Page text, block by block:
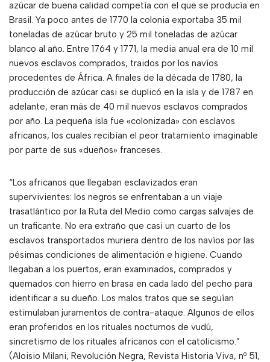
azúcar de buena calidad competía con el que se producía en
Brasil. Ya poco antes de 1770 la colonia exportaba 35 mil
toneladas de azúcar bruto y 25 mil toneladas de azúcar
blanco al año. Entre 1764 y 1771, la media anual era de 10 mil
nuevos esclavos comprados, traidos por los navíos
procedentes de África. A finales de la década de 1780, la
producción de azúcar casi se duplicó en la isla y de 1787 en
adelante, eran más de 40 mil nuevos esclavos comprados
por año. La pequeña isla fue «colonizada» con esclavos
africanos, los cuales recibían el peor tratamiento imaginable
por parte de sus «dueños» franceses.
“Los africanos que llegaban esclavizados eran
supervivientes: los negros se enfrentaban a un viaje
trasatlántico por la Ruta del Medio como cargas salvajes de
un traficante. No era extraño que casi un cuarto de los
esclavos transportados muriera dentro de los navíos por las
pésimas condiciones de alimentación e higiene. Cuando
llegaban a los puertos, eran examinados, comprados y
quemados con hierro en brasa en cada lado del pecho para
identificar a su dueño. Los malos tratos que se seguían
estimulaban juramentos de contra-ataque. Algunos de ellos
eran proferidos en los rituales nocturnos de vudú,
sincretismo de los rituales africanos con el catolicismo.”
(Aloisio Milani, Revolución Negra, Revista Historia Viva, nº 51,